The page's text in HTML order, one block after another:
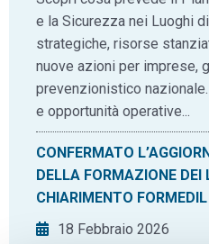
e la Sicurezza nei Luoghi
strategiche, risorse
nuove azioni per imprese,
prevenzionistico
e opportunità operative...
CONFERMATO
DELLA FORMAZIONE DEI
CHIARIMENTO
18 Febbraio 2026